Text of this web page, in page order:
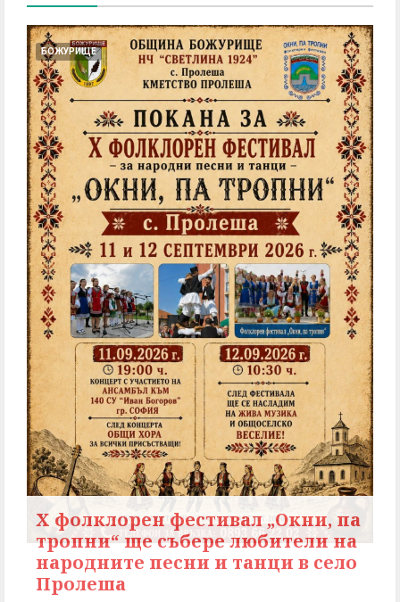
БОЖУРИЩЕ
X фолклорен фестивал „Окни, па
тропни“ ще събере любители на
народните песни и танци в село
Пролеша